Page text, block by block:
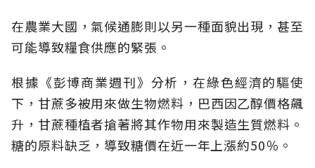
在農業大國，氣候通膨則以另一種面貌出現，甚至
可能導致糧食供應的緊張。
根據《彭博商業週刊》分析，在綠色經濟的驅使
下，甘蔗多被用來做生物燃料，巴西因乙醇價格飆
升，甘蔗種植者搶著將其作物用來製造生質燃料。
糖的原料缺乏，導致糖價在近一年上漲約50％。